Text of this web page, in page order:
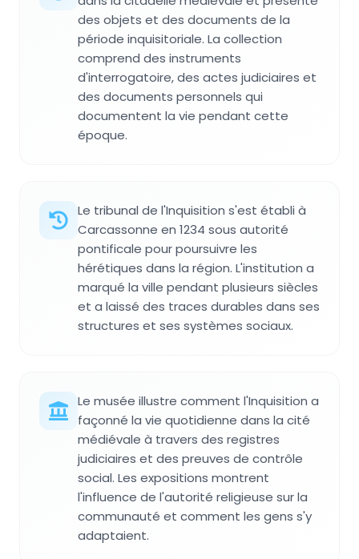
des objets et des documents de la
période inquisitoriale. La collection
comprend des instruments
d'interrogatoire, des actes judiciaires et
des documents personnels qui
documentent la vie pendant cette
époque.
Le tribunal de l'Inquisition s'est établi à
Carcassonne en 1234 sous autorité
pontificale pour poursuivre les
hérétiques dans la région. L'institution a
marqué la ville pendant plusieurs siècles
et a laissé des traces durables dans ses
structures et ses systèmes sociaux.
Le musée illustre comment l'Inquisition a
façonné la vie quotidienne dans la cité
médiévale à travers des registres
judiciaires et des preuves de contrôle
social. Les expositions montrent
l'influence de l'autorité religieuse sur la
communauté et comment les gens s'y
adaptaient.